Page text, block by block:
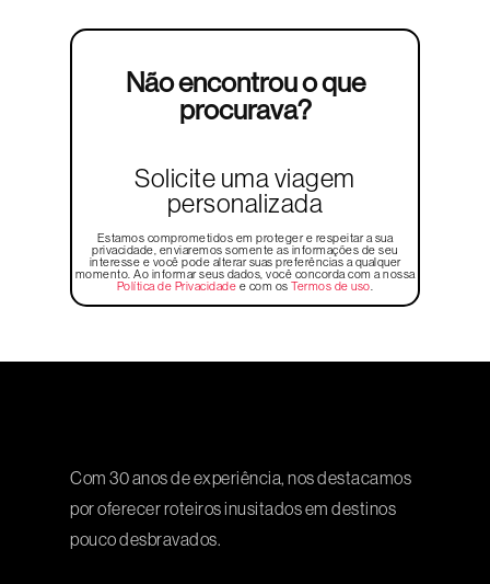
Não encontrou o que
procurava?
Solicite uma viagem
personalizada
Estamos comprometidos em proteger e respeitar a sua
privacidade, enviaremos somente as informações de seu
interesse e você pode alterar suas preferências a qualquer
momento. Ao informar seus dados, você concorda com a nossa
Política de Privacidade e com osTermos de uso
Com 30 anos de experiência, nos destacamos
por oferecer roteiros inusitados em destinos
pouco desbravados.